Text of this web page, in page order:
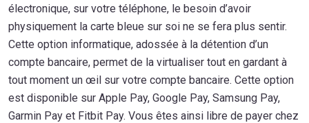
électronique, sur votre téléphone, le besoin d’avoir
physiquement la carte bleue sur soi ne se fera plus sentir.
Cette option informatique, adossée à la détention d’un
compte bancaire, permet de la virtualiser tout en gardant à
tout moment un œil sur votre compte bancaire. Cette option
est disponible sur Apple Pay, Google Pay, Samsung Pay,
Garmin Pay et Fitbit Pay. Vous êtes ainsi libre de payer chez